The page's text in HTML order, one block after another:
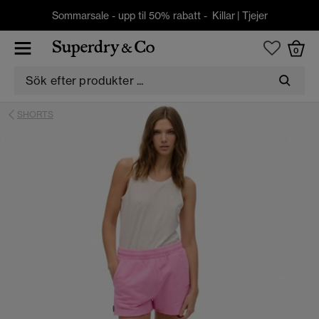
Sommarsale - upp til 50% rabatt - Killar| Tjejer
0
SHORTS